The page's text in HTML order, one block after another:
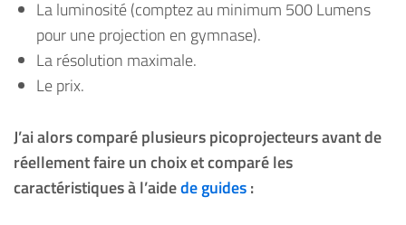
La luminosité (comptez au minimum 500 Lumens
pour une projection en gymnase).
La résolution maximale.
Le prix.
J’ai alors comparé plusieurs picoprojecteurs avant de
réellement faire un choix et comparé les
caractéristiques à l’aidede guides: